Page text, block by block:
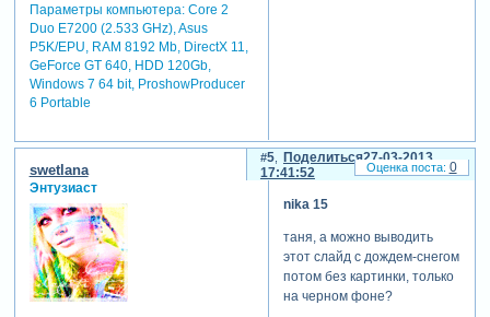
отредактировано nika 15
(27-03-2013 14:48:41)
Параметры компьютера:Core 2
Duo E7200 (2.533 GHz), Asus
P5K/EPU, RAM 8192 Mb, DirectX 11,
GeForce GT 640, HDD 120Gb,
Windows 7 64 bit, ProshowProducer
6 Portable
Поделиться
5
27-03-2013
17:41:52
swetlana
Энтузиаст
nika 15
таня, а можно выводить
этот слайд с дождем-снегом
потом без картинки, только
на черном фоне?
0